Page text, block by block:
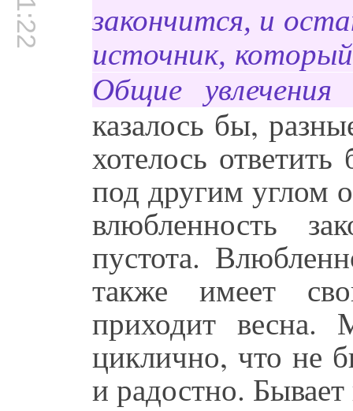
закончится, и
источник,
Общие
казалось бы,
хотелось
под другим углом
влюбленность
пустота.
также имеет
приходит
циклично, что не
и радостно.